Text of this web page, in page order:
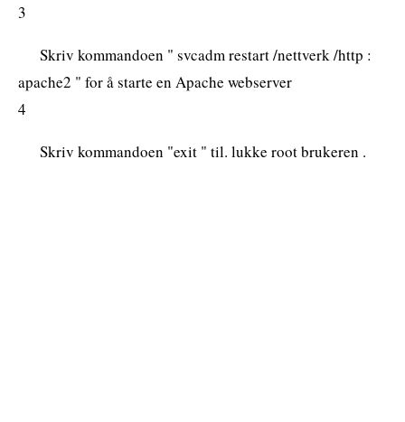
3
Skriv kommandoen " svcadm restart /nettverk /http :
apache2 " for å starte en Apache webserver
4
Skriv kommandoen "exit " til. lukke root brukeren .